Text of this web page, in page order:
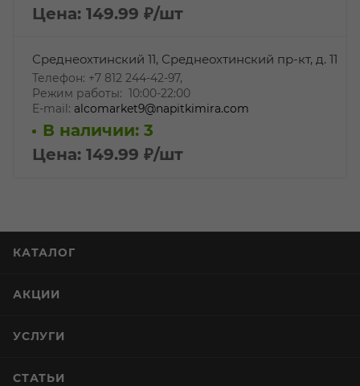
Цена: 149.99 ₽/шт
Среднеохтинский 11, Среднеохтинский пр-кт, д. 11
Телефон: +7 812 244-42-97,
Режим работы: 10:00-22:00
E-mail: alcomarket9@napitkimira.com
В наличии: 3
Цена: 149.99 ₽/шт
КАТАЛОГ
АКЦИИ
УСЛУГИ
СТАТЬИ